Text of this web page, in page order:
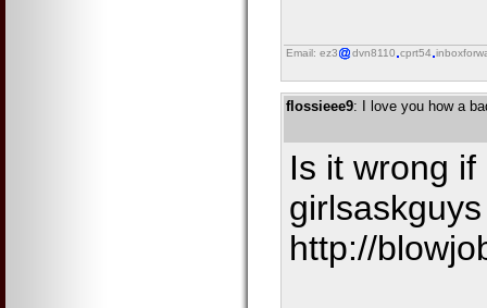
Email: ez3 dvn8110 cprt54
flossieee9: I love you how a
Is it wrong
girlsaskguys
http://